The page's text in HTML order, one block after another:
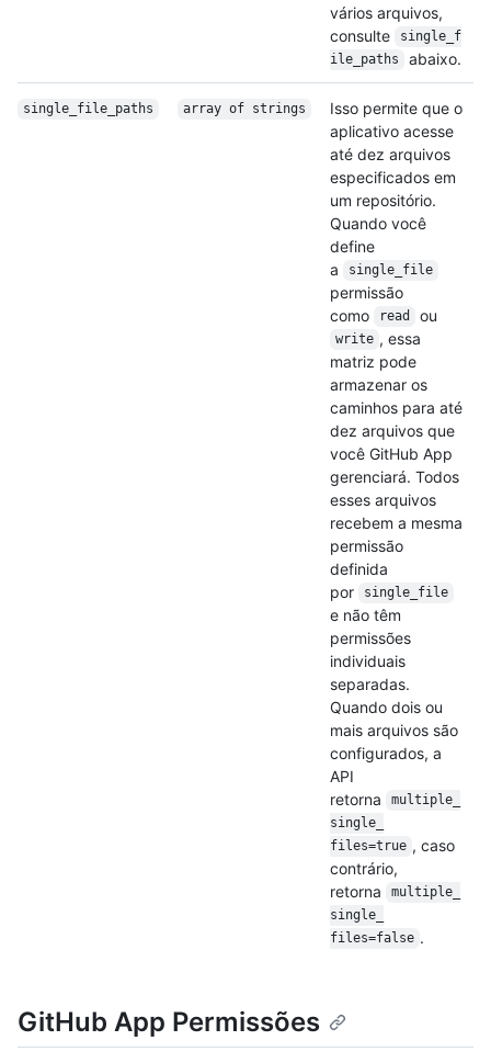
vários arquivos,
consulte
single_f
ile_paths
abaixo.
single_file_paths array of strings
Isso permite que o
aplicativo acesse
até dez arquivos
especificados em
um repositório.
Quando você
define
a
single_file
permissão
como
read ou
write , essa
matriz pode
armazenar os
caminhos para até
dez arquivos que
você GitHub App
gerenciará. Todos
esses arquivos
recebem a mesma
permissão
definida
por
single_file
e não têm
permissões
individuais
separadas.
Quando dois ou
mais arquivos são
configurados, a
API
retorna
multiple_
single_
files=true , caso
contrário,
retorna
multiple_
single_
files=false .
GitHub App Permissões